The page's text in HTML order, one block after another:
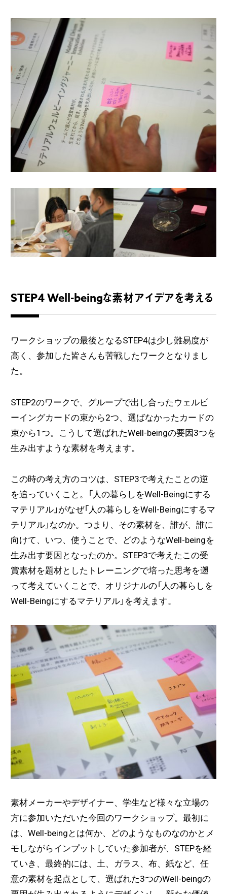
STEP4 Well-beingな素材アイデアを考える
ワークショップの最後となるSTEP4は少し難易度が
高く、参加した皆さんも苦戦したワークとなりまし
た。
STEP2のワークで、グループで出し合ったウェルビ
ーイングカードの束から2つ、選ばなかったカードの
束から1つ。こうして選ばれたWell-beingの要因3つを
生み出すような素材を考えます。
この時の考え方のコツは、STEP3で考えたことの逆
を追っていくこと。「人の暮らしをWell-Beingにする
マテリアル」がなぜ「人の暮らしをWell-Beingにするマ
テリアル」なのか。つまり、その素材を、誰が、誰に
向けて、いつ、使うことで、どのようなWell-beingを
生み出す要因となったのか。STEP3で考えたこの受
賞素材を題材としたトレーニングで培った思考を遡
って考えていくことで、オリジナルの「人の暮らしを
Well-Beingにするマテリアル」を考えます。
素材メーカーやデザイナー、学生など様々な立場の
方に参加いただいた今回のワークショップ。最初に
は、Well-beingとは何か、どのようなものなのかとメ
モしながらインプットしていた参加者が、STEPを経
ていき、最終的には、土、ガラス、布、紙など、任
意の素材を起点として、選ばれた3つのWell-beingの